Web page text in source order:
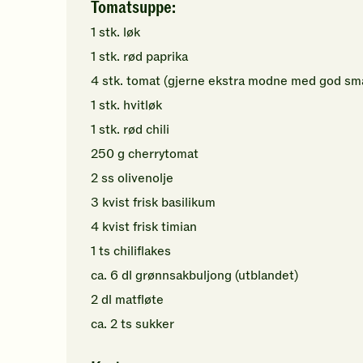
Tomatsuppe:
1 stk. løk
1 stk. rød paprika
4stk. tomat(gjerne ekstra modne med god
1 stk. hvitløk
1 stk. rød chili
250g cherrytomat
2ss olivenolje
3 kvistfrisk basilikum
4 kvistfrisk timian
1 ts chiliflakes
ca. 6 dl grønnsakbuljong (utblandet)
2dl matfløte
ca. 2ts sukker